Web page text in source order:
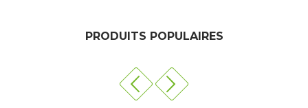
PRODUITS POPULAIRES